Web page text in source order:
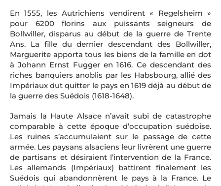
En 1555, les Autrichiens vendirent « Regelsheim »
pour 6200 florins aux puissants seigneurs de
Bollwiller, disparus au début de la guerre de Trente
Ans. La fille du dernier descendant des Bollwiller,
Marguerite apporta tous les biens de la famille en dot
à Johann Ernst Fugger en 1616. Ce descendant des
riches banquiers anoblis par les Habsbourg, allié des
Impériaux dut quitter le pays en 1619 déjà au début de
la guerre des Suédois (1618-1648).
Jamais la Haute Alsace n’avait subi de catastrophe
comparable à cette époque d’occupation suédoise.
Les ruines s’accumulaient sur le passage de cette
armée. Les paysans alsaciens leur livrèrent une guerre
de partisans et désiraient l’intervention de la France.
Les allemands (Impériaux) battirent finalement les
Suédois qui abandonnèrent le pays à la France. Le